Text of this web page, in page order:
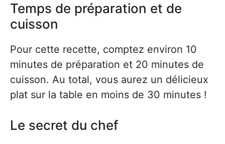
Temps de préparation et de
cuisson
Pour cette recette, comptez environ 10
minutes de préparation et 20 minutes de
cuisson. Au total, vous aurez un délicieux
plat sur la table en moins de 30 minutes !
Le secret du chef